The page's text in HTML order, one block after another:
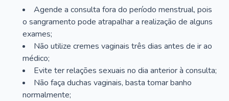
Agende a consulta fora do período menstrual, pois
o sangramento pode atrapalhar a realização de alguns
exames;
Não utilize cremes vaginais três dias antes de ir ao
médico;
Evite ter relações sexuais no dia anterior à consulta;
Não faça duchas vaginais, basta tomar banho
normalmente;